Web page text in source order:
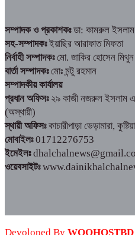
সম্পাদক ও প্রকাশকঃডা: কামরুল ইসলাম
সহ-সম্পাদকঃইয়াছির আরাফাত মিফতা
নির্বাহী সম্পাদকঃমো. জাকির হোসেন মিথুন
বার্তা সম্পাদকঃমোঃ মন্টু রহমান
সম্পাদকীয় কার্যালয়
প্রধান অফিসঃ২৯ কাজী নজরুল ইসলাম
(অস্থায়ী)
স্থায়ী অফিসঃকাচারীপাড়া ভেড়ামারা,
মোবাইলঃ01712276753
ইমেইলঃ
ওয়েবসাইটঃ
Devoloped By WOOHOSTBD